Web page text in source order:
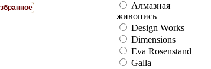
Алмазная
живопись
Design Works
Dimensions
Eva Rosenstand
Galla